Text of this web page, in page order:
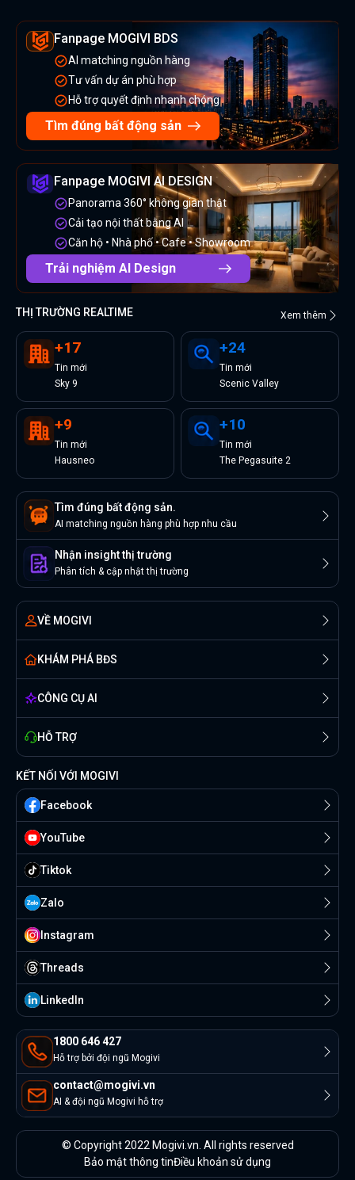
Fanpage MOGIVI BDS
AI matching nguồn hàng
Tư vấn dự án phù hợp
Hỗ trợ quyết định nhanh chóng
Tìm đúng bất động sản
Fanpage MOGIVI AI DESIGN
Panorama 360° không gian thật
Cải tạo nội thất bằng AI
Căn hộ • Nhà phố • Cafe • Showroom
Trải nghiệm AI Design
THỊ TRƯỜNG REALTIME Xem thêm
+17
Tin mới
Sky 9
+24
Tin mới
Scenic Valley
+9
Tin mới
Hausneo
+10
Tin mới
The Pegasuite 2
Tìm đúng bất động sản.
AI matching nguồn hàng phù hợp nhu cầu
Nhận insight thị trường
Phân tích & cập nhật thị trường
VỀ MOGIVI
KHÁM PHÁ BĐS
CÔNG CỤ AI
HỖ TRỢ
1800 646 427
Hỗ trợ bởi đội ngũ Mogivi
contact@mogivi.vn
AI & đội ngũ Mogivi hỗ trợ
KẾT NỐI VỚI MOGIVI
Facebook
YouTube
Tiktok
Zalo
Instagram
Threads
Linkedln
© Copyright 2022 Mogivi.vn. All rights reserved
Bảo mật thông tinĐiều khoản sử dụng